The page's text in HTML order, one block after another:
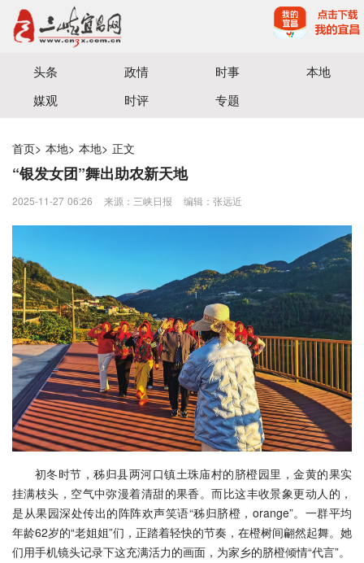
宜昌三峡融媒体中心主办
头条 政情 时事
本地
媒观
时评 专题
首页> 本地> 本地> 正文
“银发女团”舞出助农新天地
2025-11-27 06:26 来源：三峡日报 编辑：张远近
初冬时节，秭归县两河口镇土珠庙村的脐橙园里，金黄的果实
挂满枝头，空气中弥漫着清甜的果香。而比这丰收景象更动人的，
是从果园深处传出的阵阵欢声笑语“秭归脐橙，orange”。一群平均
年龄62岁的“老姐姐”们，正踏着轻快的节奏，在橙树间翩然起舞。她
们用手机镜头记录下这充满活力的画面，为家乡的脐橙倾情“代言”。